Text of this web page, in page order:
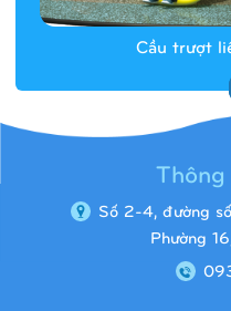
Cầu trượt
Số 2-4, đường
Phường